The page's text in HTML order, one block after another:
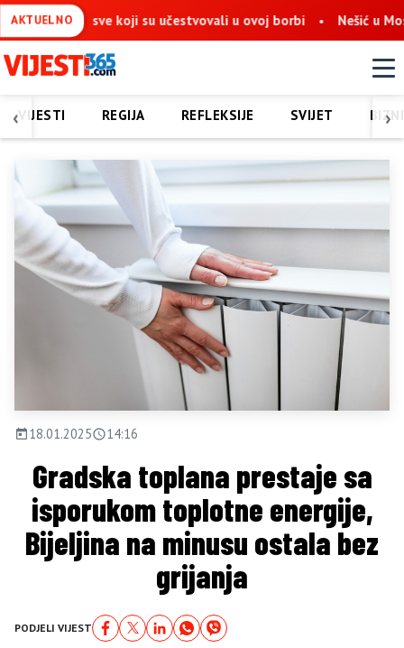
AKTUELNO
sve koji su učestvovali u ovoj borbi Nešić u Mostaru:
‹ ›
VIJESTI REGIJA REFLEKSIJE SVIJET
18.01.2025 14:16
Gradska toplana prestaje sa
isporukom toplotne energije,
Bijeljina na minusu ostala bez
grijanja
PODJELI VIJEST